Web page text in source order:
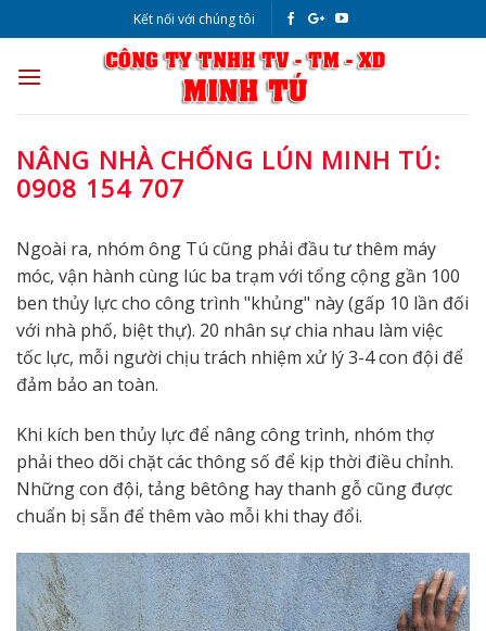
to
content
Kết nối với chúng tôi
NÂNG NHÀ CHỐNG LÚN MINH TÚ:
0908 154 707
Ngoài ra, nhóm ông Tú cũng phải đầu tư thêm máy
móc, vận hành cùng lúc ba trạm với tổng cộng gần 100
ben thủy lực cho công trình "khủng" này (gấp 10 lần đối
với nhà phố, biệt thự). 20 nhân sự chia nhau làm việc
tốc lực, mỗi người chịu trách nhiệm xử lý 3-4 con đội để
đảm bảo an toàn.
Khi kích ben thủy lực để nâng công trình, nhóm thợ
phải theo dõi chặt các thông số để kịp thời điều chỉnh.
Những con đội, tảng bêtông hay thanh gỗ cũng được
chuẩn bị sẵn để thêm vào mỗi khi thay đổi.